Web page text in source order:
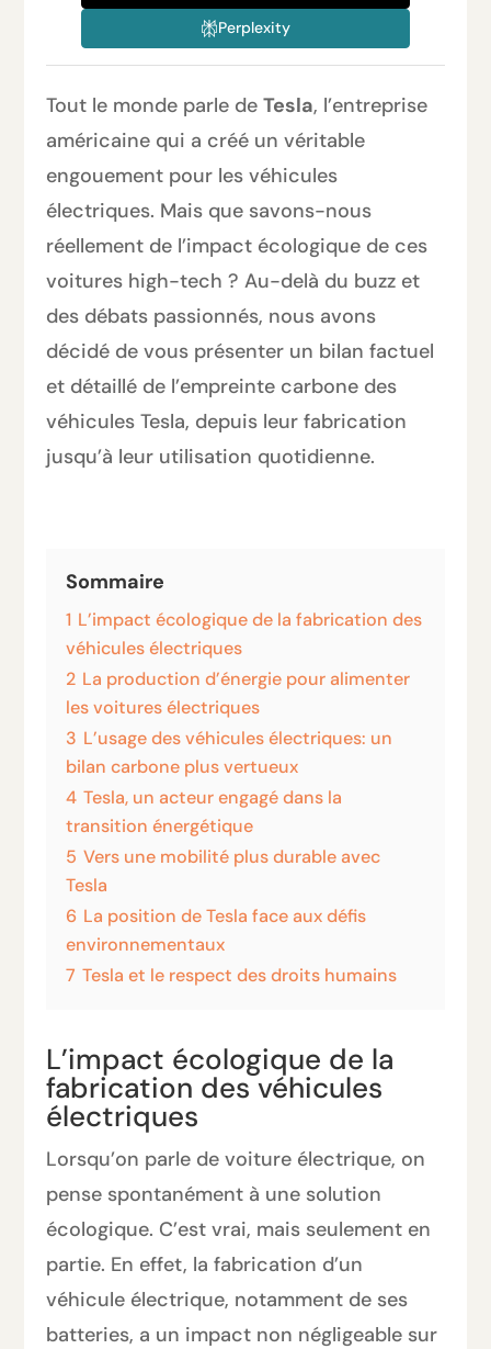
Perplexity
Tout le monde parle deTesla, l’entreprise
américaine qui a créé un véritable
engouement pour les véhicules
électriques. Mais que savons-nous
réellement de l’impact écologique de ces
voitures high-tech ? Au-delà du buzz et
des débats passionnés, nous avons
décidé de vous présenter un bilan factuel
et détaillé de l’empreinte carbone des
véhicules Tesla, depuis leur fabrication
jusqu’à leur utilisation quotidienne.
Sommaire
1 L’impact écologique de la fabrication des
véhicules électriques
2 La production d’énergie pour alimenter
les voitures électriques
3 L’usage des véhicules électriques: un
bilan carbone plus vertueux
4 Tesla, un acteur engagé dans la
transition énergétique
5 Vers une mobilité plus durable avec
Tesla
6 La position de Tesla face aux défis
environnementaux
7 Tesla et le respect des droits humains
L’impact écologique de la
fabrication des véhicules
électriques
Lorsqu’on parle de voiture électrique, on
pense spontanément à une solution
écologique. C’est vrai, mais seulement en
partie. En effet, la fabrication d’un
véhicule électrique, notamment de ses
batteries, a un impact non négligeable sur